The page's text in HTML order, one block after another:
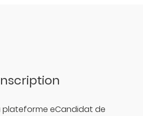
plateforme eCandidat de